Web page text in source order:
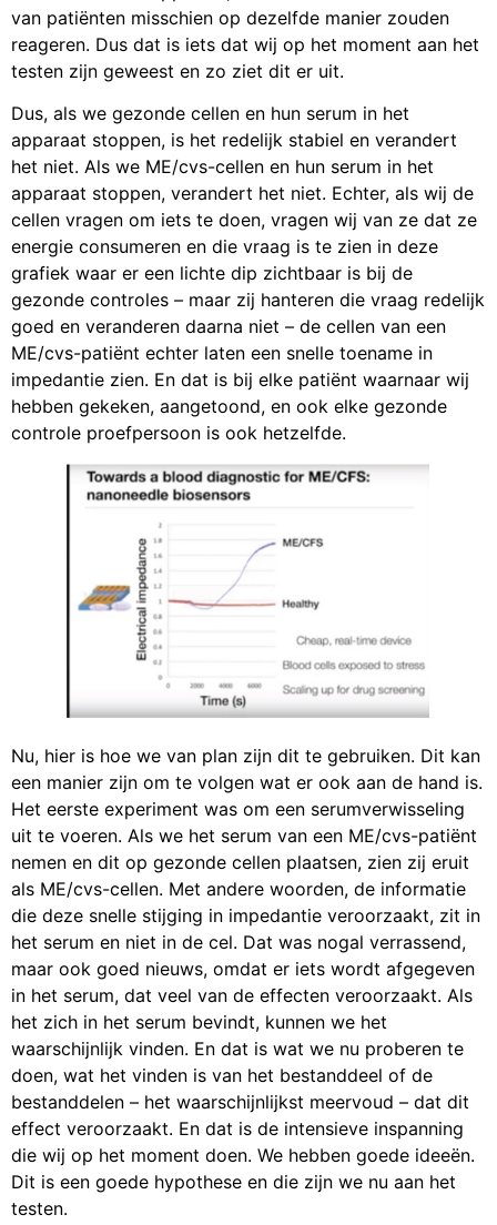
van patiënten misschien op dezelfde manier zouden
reageren. Dus dat is iets dat wij op het moment aan het
testen zijn geweest en zo ziet dit er uit.
Dus, als we gezonde cellen en hun serum in het
apparaat stoppen, is het redelijk stabiel en verandert
het niet. Als we ME/cvs-cellen en hun serum in het
apparaat stoppen, verandert het niet. Echter, als wij de
cellen vragen om iets te doen, vragen wij van ze dat ze
energie consumeren en die vraag is te zien in deze
grafiek waar er een lichte dip zichtbaar is bij de
gezonde controles – maar zij hanteren die vraag redelijk
goed en veranderen daarna niet – de cellen van een
ME/cvs-patiënt echter laten een snelle toename in
impedantie zien. En dat is bij elke patiënt waarnaar wij
hebben gekeken, aangetoond, en ook elke gezonde
controle proefpersoon is ook hetzelfde.
Nu, hier is hoe we van plan zijn dit te gebruiken. Dit kan
een manier zijn om te volgen wat er ook aan de hand is.
Het eerste experiment was om een serumverwisseling
uit te voeren. Als we het serum van een ME/cvs-patiënt
nemen en dit op gezonde cellen plaatsen, zien zij eruit
als ME/cvs-cellen. Met andere woorden, de informatie
die deze snelle stijging in impedantie veroorzaakt, zit in
het serum en niet in de cel. Dat was nogal verrassend,
maar ook goed nieuws, omdat er iets wordt afgegeven
in het serum, dat veel van de effecten veroorzaakt. Als
het zich in het serum bevindt, kunnen we het
waarschijnlijk vinden. En dat is wat we nu proberen te
doen, wat het vinden is van het bestanddeel of de
bestanddelen – het waarschijnlijkst meervoud – dat dit
effect veroorzaakt. En dat is de intensieve inspanning
die wij op het moment doen. We hebben goede ideeën.
Dit is een goede hypothese en die zijn we nu aan het
testen.